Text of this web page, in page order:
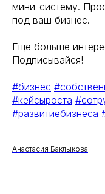
мини-систему.
под ваш бизнес.
Еще больше
Подписывайся!
#бизнес
#кейсыроста
#развитиебизнеса
Анастасия Баклыкова